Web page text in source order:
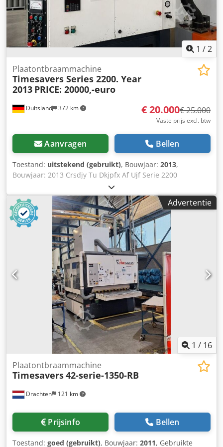
1 /2
Duitsland 372 km
Plaatontbraammachine
Timesavers Series 2200. Year
2013 PRICE: 20000,-euro
€ 20.000€ 25.000
Vaste prijs excl. btw
Aanvragen Bellen
Toestand: uitstekend (gebruikt), Bouwjaar: 2013,
Bouwjaar: 2013 Crsdjy Tu Dkjpfx Af Ujf Serie 2200
Advertentie
1 / 16
Drachten 121 km
Plaatontbraammachine
Timesavers42-serie-1350-RB
Prijsinfo Bellen
Toestand: goed (gebruikt), Bouwjaar: 2011, Gebruikte